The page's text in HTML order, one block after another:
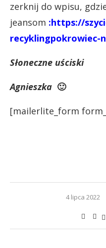
zerknij do wpisu,
jeansom :https://
recyklingpokrowiec-
Słoneczne uściski
Agnieszka 🙂
[mailerlite_form
4 lipca 2022